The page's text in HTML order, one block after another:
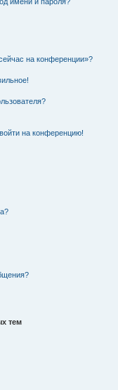
на конференции»?
на конференцию!
тем